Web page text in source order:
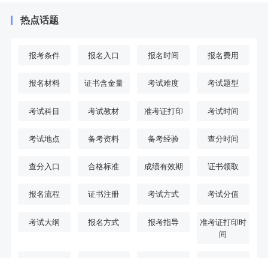
热点话题
报考条件 报名入口 报名时间 报名费用
报名材料 证书含金量 考试难度 考试题型
考试科目 考试教材 准考证打印 考试时间
考试地点 备考资料 备考经验 查分时间
查分入口 合格标准 成绩有效期 证书领取
报名流程 证书注册 考试方式 考试分值
考试大纲 报名方式 报考指导
准考证打印时
间